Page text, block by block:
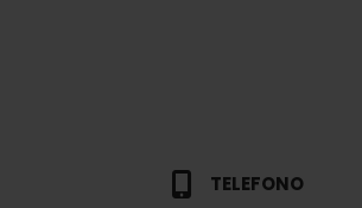
TELEFONO